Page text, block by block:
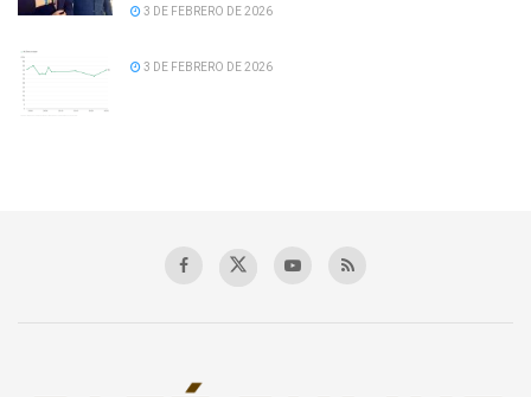
3 DE FEBRERO DE 2026
3 DE FEBRERO DE 2026